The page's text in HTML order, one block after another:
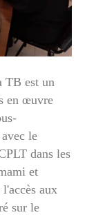
TB est un
en œuvre
le
dans les
et
aux
sur le